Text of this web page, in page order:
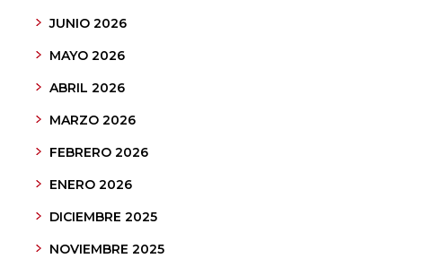
JUNIO 2026
MAYO 2026
ABRIL 2026
MARZO 2026
FEBRERO 2026
ENERO 2026
DICIEMBRE 2025
NOVIEMBRE 2025